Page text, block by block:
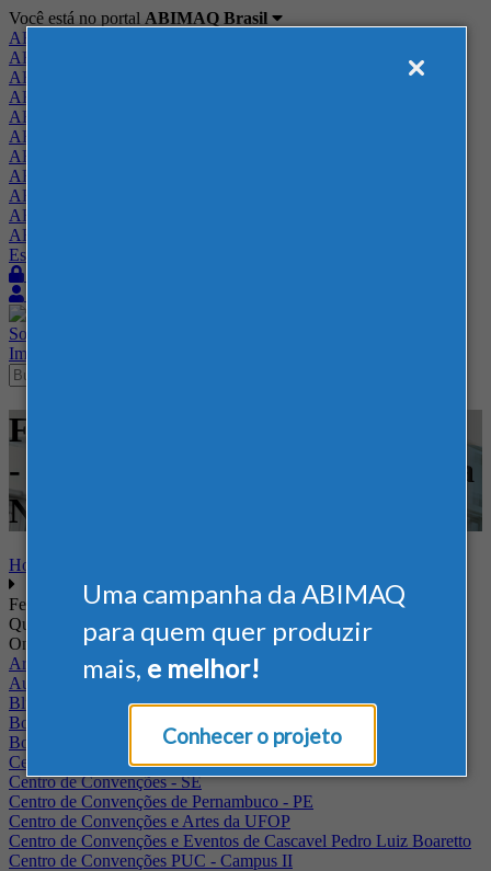
Uma campanha da ABIMAQ
para quem quer produzir
mais, e melhor!
Conhecer o projeto
Você está no portal ABIMAQ Brasil
ABIMAQ Brasil
ABIMAQ Minas Gerais
ABIMAQ Norte-Nordeste
ABIMAQ Paraná
ABIMAQ Piracicaba
ABIMAQ Ribeirão Preto
ABIMAQ Rio de Janeiro
ABIMAQ Rio Grande do Sul
ABIMAQ Santa Catarina
ABIMAQ São Paulo
ABIMAQ Vale do Paraíba
Escritório de Relações Governamentais
Sobre
Imprensa
Feiras - ExpoRio Cidade Nova
- Rio de Janeiro - Brasil - Feira
Nacional - Tecnologia
Home
Feiras
Quando
Onde
Arena Jaguariuna
Auditório Albano Franco - FIEPA
Blumenau - SC
BolognaFiere
Boulevard Olimpico - RJ
Centro Internacional de Convenções do Brasil, em Brasília
Centro de Convenções - SE
Centro de Convenções de Pernambuco - PE
Centro de Convenções e Artes da UFOP
Centro de Convenções e Eventos de Cascavel Pedro Luiz Boaretto
Centro de Convenções PUC - Campus II